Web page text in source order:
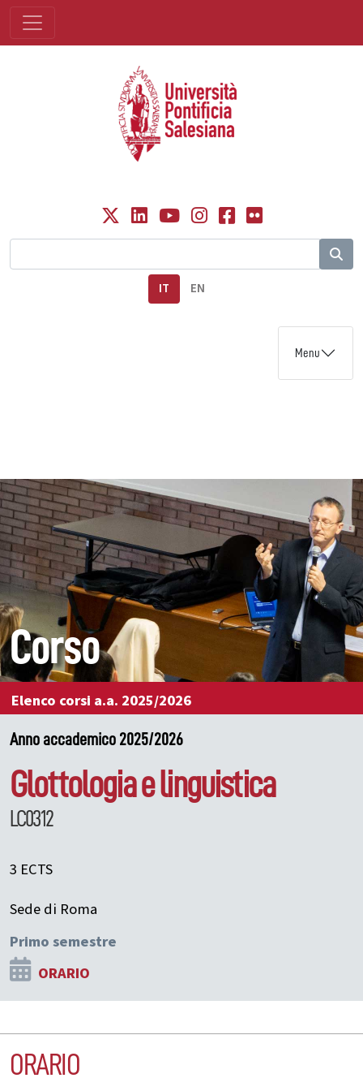
IT EN
Menu
Corso
Elenco corsi a.a. 2025/2026
Anno accademico 2025/2026
Glottologia e linguistica
LC0312
3 ECTS
Sede di Roma
Primo semestre
ORARIO
ORARIO